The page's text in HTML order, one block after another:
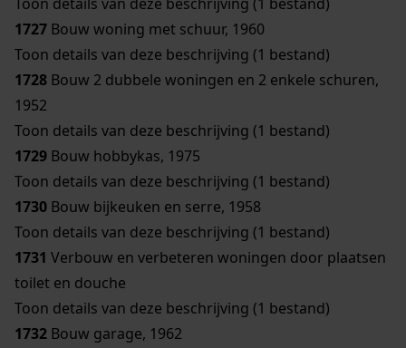
1727 Bouw woning met schuur, 1960
Toon details van deze beschrijving (1 bestand)
1728 Bouw 2 dubbele woningen en 2 enkele schuren,
1952
Toon details van deze beschrijving (1 bestand)
1729 Bouw hobbykas, 1975
Toon details van deze beschrijving (1 bestand)
1730 Bouw bijkeuken en serre, 1958
Toon details van deze beschrijving (1 bestand)
1731 Verbouw en verbeteren woningen door plaatsen
toilet en douche
Toon details van deze beschrijving (1 bestand)
1732 Bouw garage, 1962